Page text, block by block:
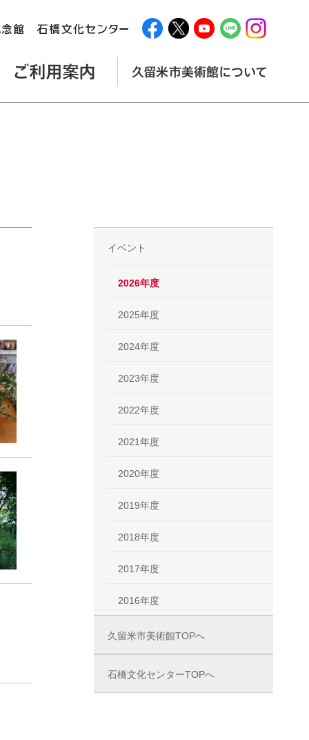
イベント
2026年度
2025年度
2024年度
2023年度
2022年度
2021年度
2020年度
2019年度
2018年度
2017年度
2016年度
久留米市美術館TOPへ
石橋文化センターTOPへ